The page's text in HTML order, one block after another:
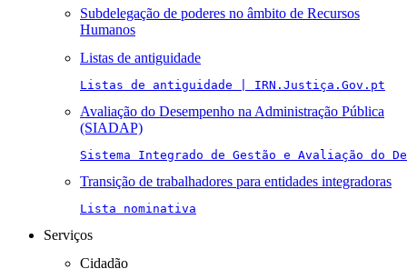
Subdelegação de poderes no âmbito de Recursos
Humanos
Listas de antiguidade
Listas de antiguidade | IRN.Justiça.Gov.pt
Avaliação do Desempenho na Administração Pública
(SIADAP)
Sistema Integrado de Gestão e Avaliação do
Transição de trabalhadores para entidades integradoras
Lista nominativa
Serviços
Cidadão